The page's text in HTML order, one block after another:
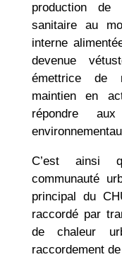
production de
sanitaire au
interne
devenue
émettrice de
maintien en
répondre
C’est ainsi
communauté
principal du
raccordé par
de chaleur
raccordement